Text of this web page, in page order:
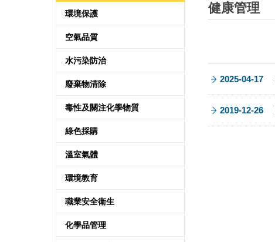
環境保護
空氣品質
水污染防治
廢棄物清除
毒性及關注化學物質
綠色採購
溫室氣體
環境教育
職業安全衛生
化學品管理
健康管理
2025-04-17
2019-12-26